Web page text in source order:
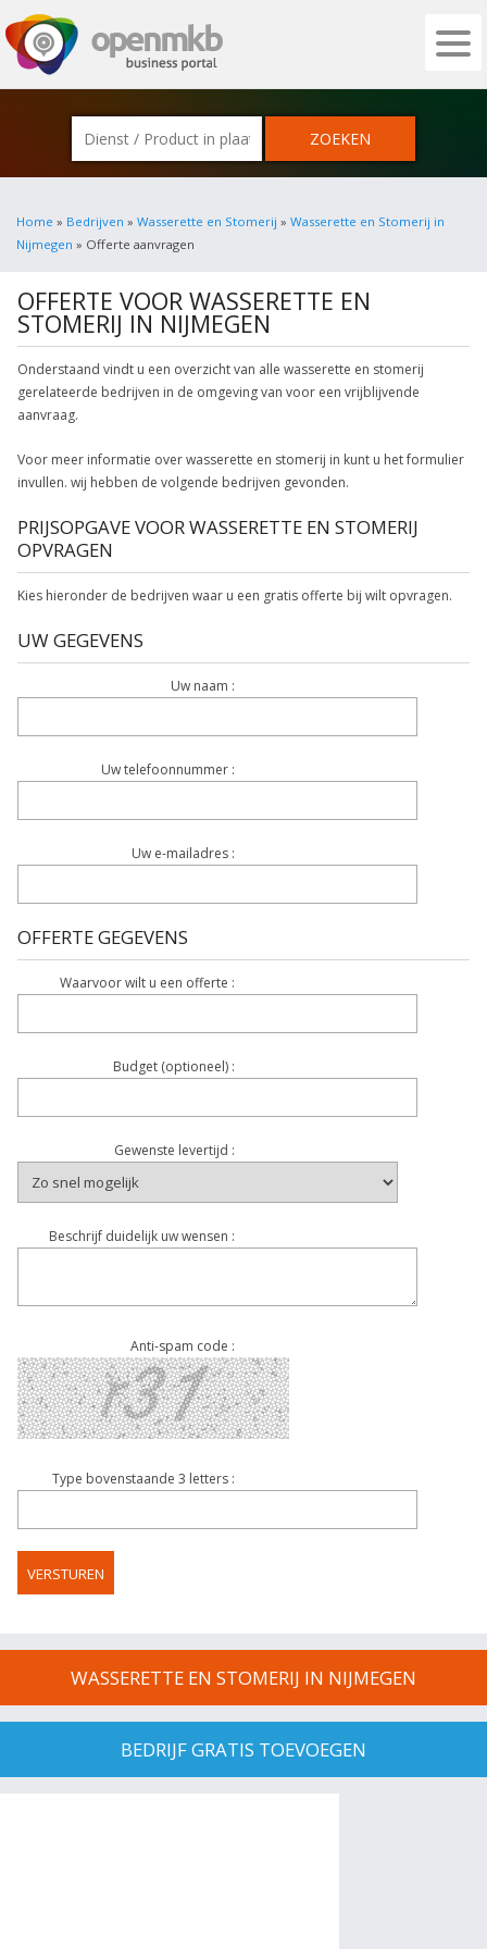
OPENMKB - DE ZAKELIJKE PORTAL
Home » Bedrijven » Wasserette en Stomerij » Wasserette en Stomerij in
Nijmegen » Offerte aanvragen
OFFERTE VOOR WASSERETTE EN
STOMERIJ IN NIJMEGEN
Onderstaand vindt u een overzicht van alle wasserette en stomerij
gerelateerde bedrijven in de omgeving van voor een vrijblijvende
aanvraag.
Voor meer informatie over wasserette en stomerij in kunt u het formulier
invullen. wij hebben de volgende bedrijven gevonden.
PRIJSOPGAVE VOOR WASSERETTE EN STOMERIJ
OPVRAGEN
Kies hieronder de bedrijven waar u een gratis offerte bij wilt opvragen.
UW GEGEVENS
Uw naam :
Uw telefoonnummer :
Uw e-mailadres :
OFFERTE GEGEVENS
Waarvoor wilt u een offerte :
Budget (optioneel) :
Gewenste levertijd :
Beschrijf duidelijk uw wensen :
Anti-spam code :
Type bovenstaande 3 letters :
WASSERETTE EN STOMERIJ IN NIJMEGEN
BEDRIJF GRATIS TOEVOEGEN